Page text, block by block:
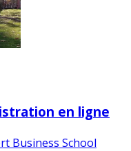
en ligne
Business School